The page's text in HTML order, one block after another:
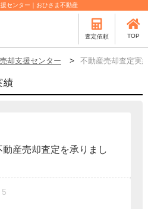
センター｜おひさま不動産
査定依頼 TOP
却支援センター 不動産売却査定実
績
産売却査定を承りまし